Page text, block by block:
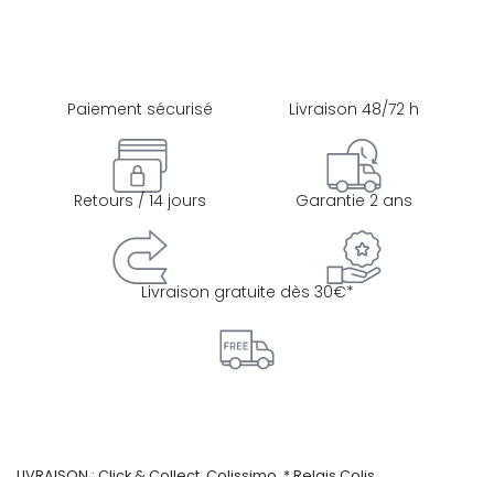
Paiement sécurisé Livraison 48/72 h
Retours / 14 jours Garantie 2 ans
Livraison gratuite dès 30€*